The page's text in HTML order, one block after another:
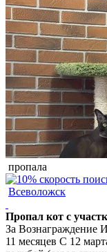
пропала
Всеволожск
Пропал кот с
За Вознаграждение
11 месяцев С 12